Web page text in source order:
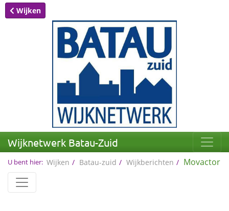
Wijken
Wijknetwerk Batau-Zuid
U bent hier: Wijken Batau-zuid Wijkberichten Movactor